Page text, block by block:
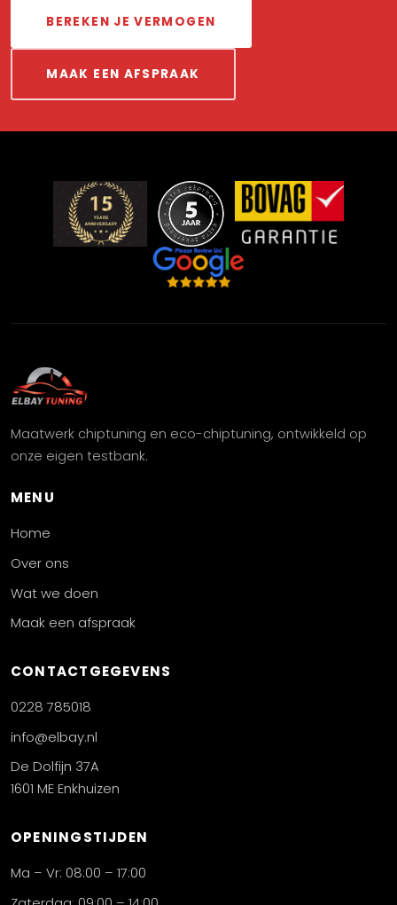
BEREKEN JE VERMOGEN
MAAK EEN AFSPRAAK
Maatwerk chiptuning en eco-chiptuning, ontwikkeld op
onze eigen testbank.
MENU
Home
Over ons
Wat we doen
Maak een afspraak
CONTACTGEGEVENS
0228 785018
info@elbay.nl
De Dolfijn 37A
1601 ME Enkhuizen
OPENINGSTIJDEN
Ma – Vr: 08:00 – 17:00